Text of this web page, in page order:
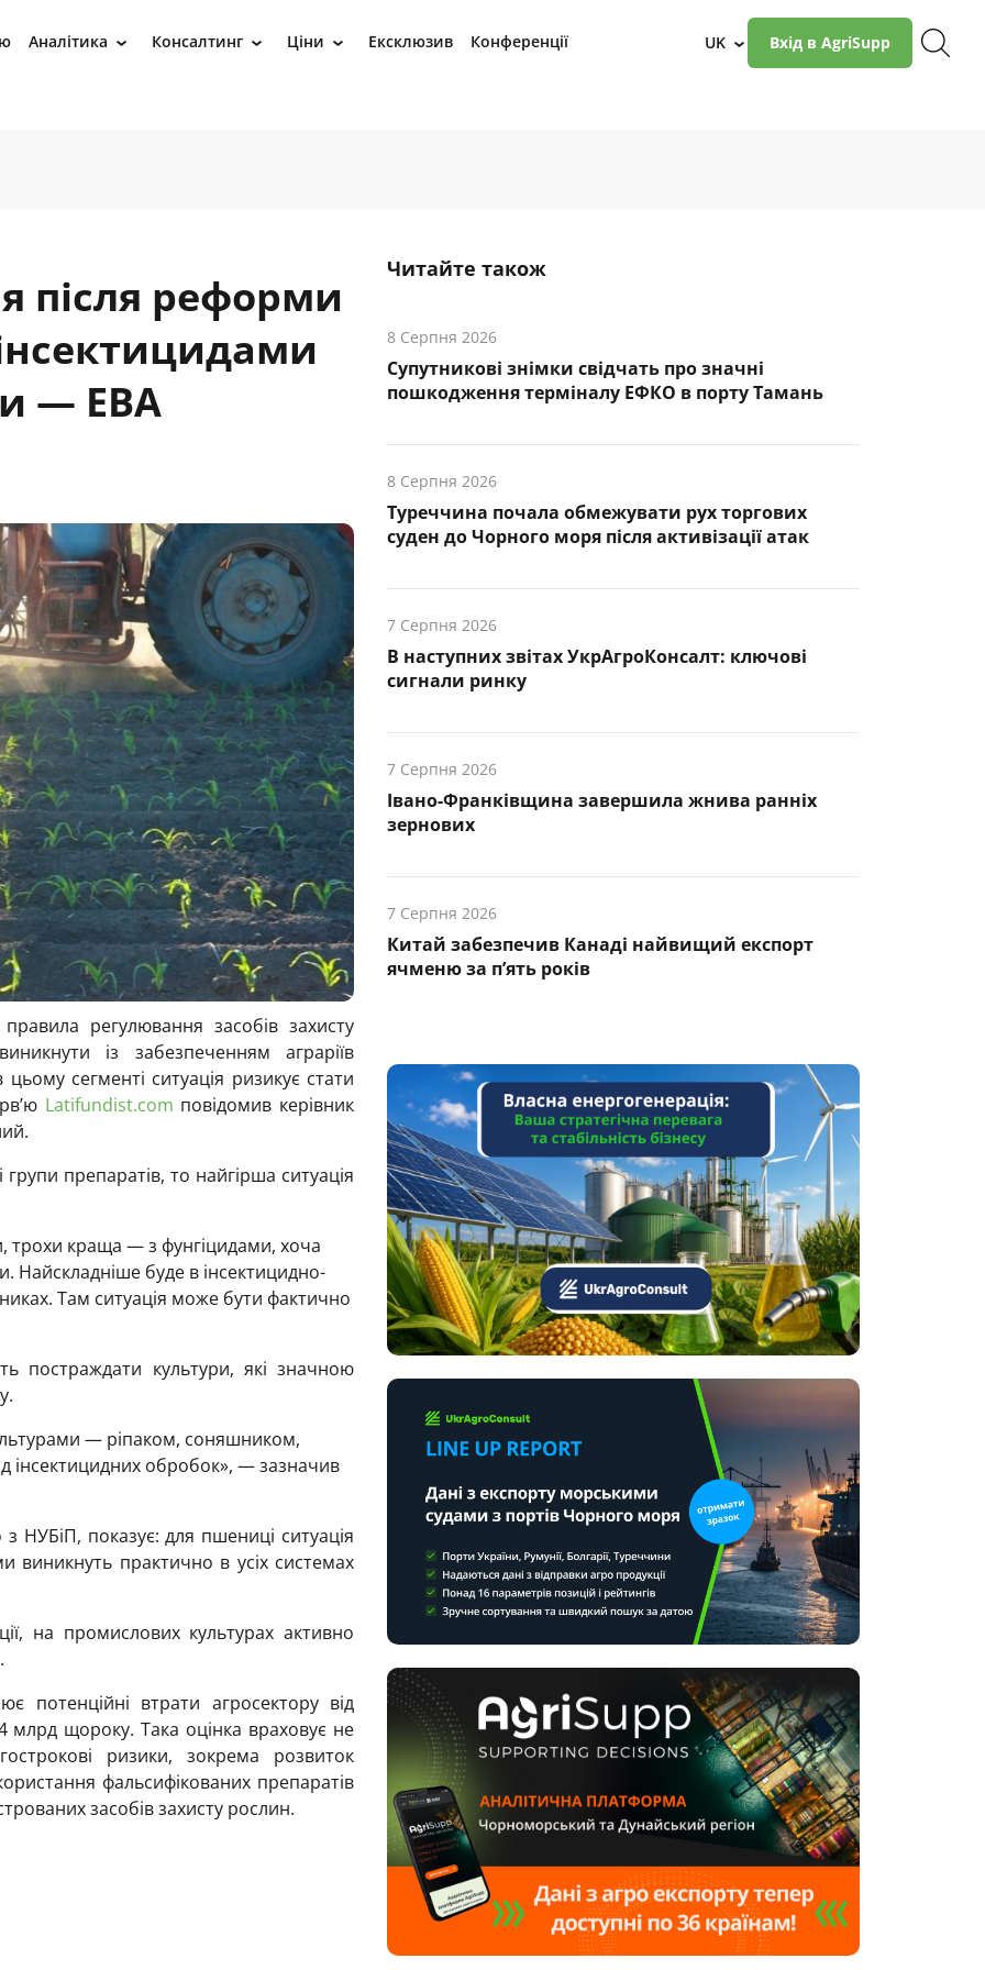
Аналітика › Консалтинг › Ціни › Ексклюзив Конференції UK › Вхід в AgriSupp
після реформи
— EBA
регулювання засобів захисту
із забезпеченням аграріїв
сегменті ситуація ризикує стати
Latifundist.com повідомив керівник
препаратів, то найгірша ситуація
трохи краща — з фунгіцидами, хоча
буде в інсектицидно-
Там ситуація може бути фактично
постраждати культури, які значною
— ріпаком, соняшником,
інсектицидних обробок», — зазначив
НУБіП, показує: для пшениці ситуація
практично в усіх системах
на промислових культурах активно
потенційні втрати агросектору від
щороку. Така оцінка враховує не
ризики, зокрема розвиток
фальсифікованих препаратів
засобів захисту рослин.
Читайте також
8 Серпня 2026
Супутникові знімки свідчать про значні
пошкодження терміналу ЕФКО в порту Тамань
8 Серпня 2026
Туреччина почала обмежувати рух торгових
суден до Чорного моря після активізації атак
7 Серпня 2026
В наступних звітах УкрАгроКонсалт: ключові
cигнали ринку
7 Серпня 2026
Івано-Франківщина завершила жнива ранніх
зернових
7 Серпня 2026
Китай забезпечив Канаді найвищий експорт
ячменю за п’ять років